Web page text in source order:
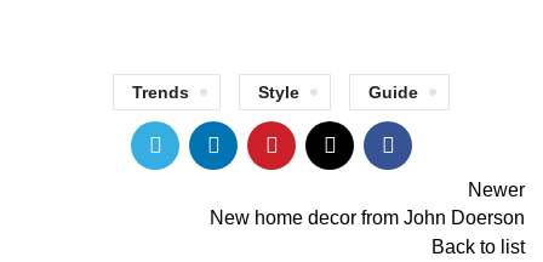
Guide
Style
Trends
Newer
New home decor from John Doerson
Back to list